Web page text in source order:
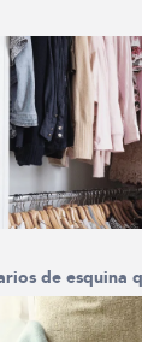
de esquina